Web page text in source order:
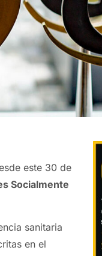
este 30 de
Socialmente
sanitaria
en el